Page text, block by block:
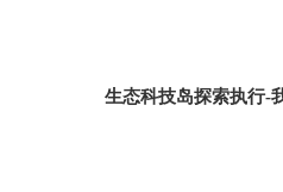
生态科技岛探索执行-